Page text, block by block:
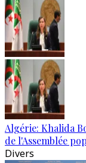
Algérie: Khalida
de l'Assemblée
Divers